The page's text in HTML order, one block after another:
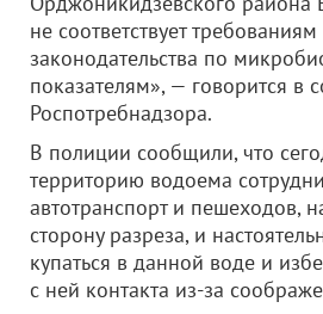
не соответствует
законодательства по
показателям», — говорится в
Роспотребнадзора.
В полиции сообщили, что
территорию водоема
автотранспорт и пешеходов,
сторону разреза, и
купаться в данной воде и
с ней контакта из-за